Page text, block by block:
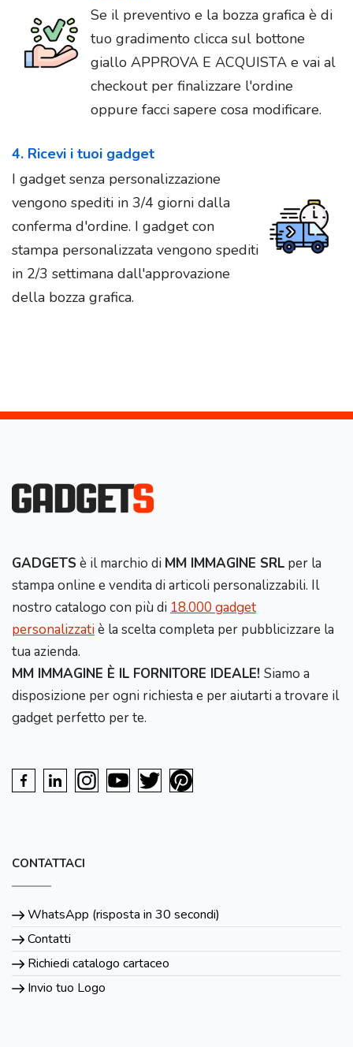
Se il preventivo e la bozza grafica è di
tuo gradimento clicca sul bottone
giallo APPROVA E ACQUISTA e vai al
checkout per finalizzare l'ordine
oppure facci sapere cosa modificare.
4. Ricevi i tuoi gadget
I gadget senza personalizzazione
vengono spediti in 3/4 giorni dalla
conferma d'ordine. I gadget con
stampa personalizzata vengono spediti
in 2/3 settimana dall'approvazione
della bozza grafica.
GADGETS è il marchio di MM IMMAGINE SRL per la
stampa online e vendita di articoli personalizzabili. Il
nostro catalogo con più di 18.000 gadget
personalizzatiè la scelta completa per pubblicizzare la
tua azienda.
MM IMMAGINE È IL FORNITORE IDEALE! Siamo a
disposizione per ogni richiesta e per aiutarti a trovare il
gadget perfetto per te.
CONTATTACI
WhatsApp (risposta in 30 secondi)
Contatti
Richiedi catalogo cartaceo
Invio tuo Logo